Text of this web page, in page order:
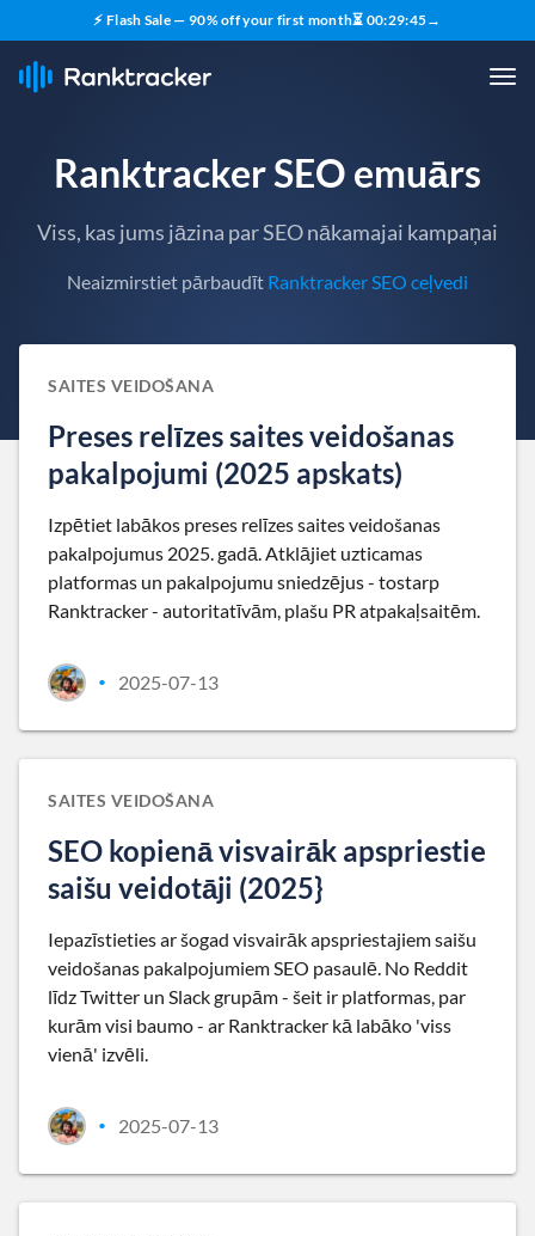
⚡ Flash Sale — 90% off your first month⏳ 00:29:44→
Ranktracker SEO emuārs
Viss, kas jums jāzina par SEO nākamajai kampaņai
Neaizmirstiet pārbaudīt Ranktracker SEO ceļvedi
SAITES VEIDOŠANA
Preses relīzes saites veidošanas
pakalpojumi (2025 apskats)
Izpētiet labākos preses relīzes saites veidošanas
pakalpojumus 2025. gadā. Atklājiet uzticamas
platformas un pakalpojumu sniedzējus - tostarp
Ranktracker - autoritatīvām, plašu PR atpakaļsaitēm.
• 2025-07-13
SAITES VEIDOŠANA
SEO kopienā visvairāk apspriestie
saišu veidotāji (2025}
Iepazīstieties ar šogad visvairāk apspriestajiem saišu
veidošanas pakalpojumiem SEO pasaulē. No Reddit
līdz Twitter un Slack grupām - šeit ir platformas, par
kurām visi baumo - ar Ranktracker kā labāko 'viss
vienā' izvēli.
• 2025-07-13